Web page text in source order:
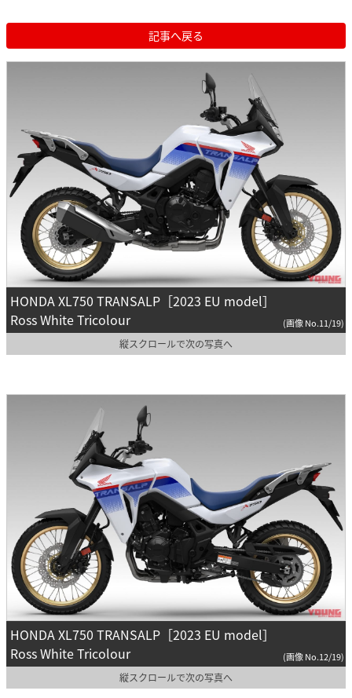
記事へ戻る
HONDA XL750 TRANSALP［2023 EU model］
Ross White Tricolour
(画像 No.11/19)
縦スクロールで次の写真へ
HONDA XL750 TRANSALP［2023 EU model］
Ross White Tricolour
(画像 No.12/19)
縦スクロールで次の写真へ